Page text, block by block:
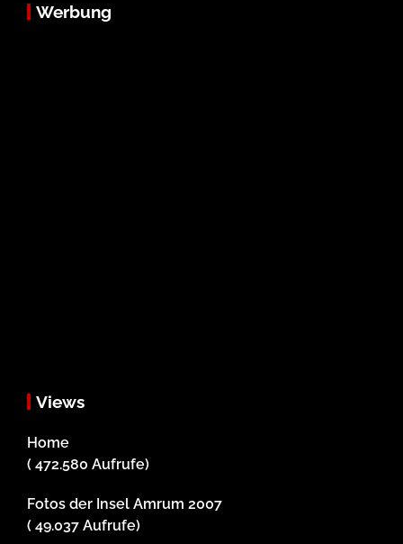
Werbung
Views
Home
( 472.580 Aufrufe)
Fotos der Insel Amrum 2007
( 49.037 Aufrufe)